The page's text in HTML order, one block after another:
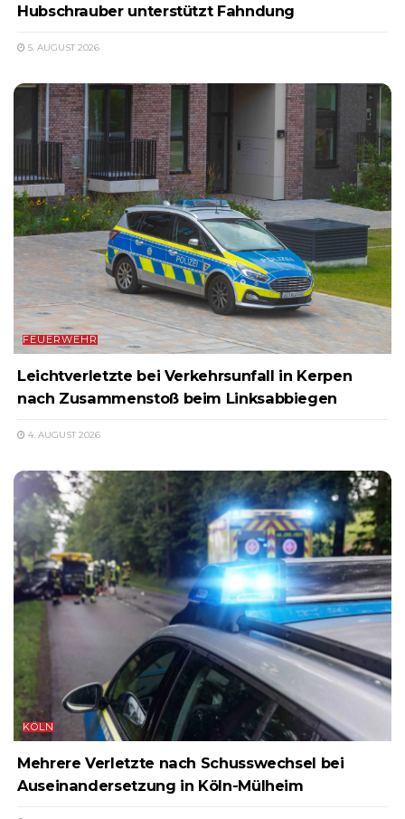
Hubschrauber unterstützt Fahndung
5. AUGUST 2026
FEUERWEHR
Leichtverletzte bei Verkehrsunfall in Kerpen
nach Zusammenstoß beim Linksabbiegen
4. AUGUST 2026
KÖLN
Mehrere Verletzte nach Schusswechsel bei
Auseinandersetzung in Köln-Mülheim